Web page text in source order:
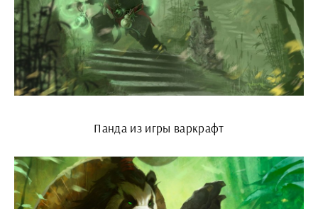
Панда из игры варкрафт